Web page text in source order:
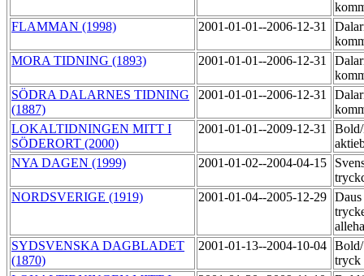
FLAMMAN (1998)
2001-01-01--2006-12-31
MORA TIDNING (1893)
2001-01-01--2006-12-31
SÖDRA DALARNES TIDNING
(1887)
2001-01-01--2006-12-31
LOKALTIDNINGEN MITT I
SÖDERORT (2000)
2001-01-01--2009-12-31
NYA DAGEN (1999)
2001-01-02--2004-04-15
NORDSVERIGE (1919)
2001-01-04--2005-12-29 Daus
SYDSVENSKA DAGBLADET
(1870)
2001-01-13--2004-10-04 Bold/
tryck